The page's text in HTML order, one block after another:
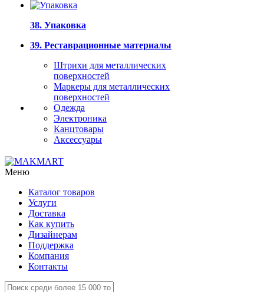
38. Упаковка
39. Реставрационные материалы
Штрихи для металлических
поверхностей
Маркеры для металлических
поверхностей
Одежда
Электроника
Канцтовары
Аксессуары
Меню
Каталог товаров
Услуги
Доставка
Как купить
Дизайнерам
Поддержка
Компания
Контакты